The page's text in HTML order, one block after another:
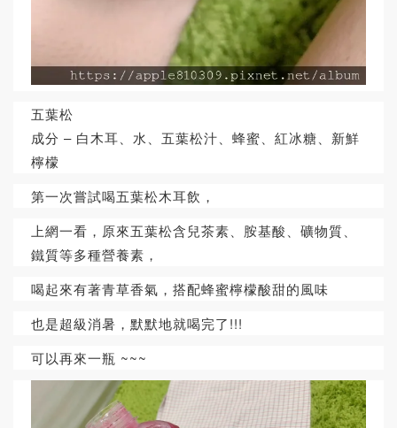
五葉松
成分 – 白木耳、水、五葉松汁、蜂蜜、紅冰糖、新鮮
檸檬
第一次嘗試喝五葉松木耳飲，
上網一看，原來五葉松含兒茶素、胺基酸、礦物質、
鐵質等多種營養素，
喝起來有著青草香氣，搭配蜂蜜檸檬酸甜的風味
也是超級消暑，默默地就喝完了!!!
可以再來一瓶 ~~~